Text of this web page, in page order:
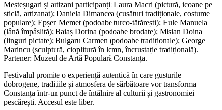
Meșteșugari și artizani participanți: Laura Macri (pictură, icoane pe
sticlă, artizanat); Daniela Dimancea (cusături tradiționale, costume
populare); Epșen Memet (podoabe turco‑tătărești); Hule Manuela
(lână împâslită); Baiaș Dorina (podoabe brodate); Misian Doina
(linguri pictate); Bulgaru Carmen (podoabe tradiționale); George
Marincu (sculptură, cioplitură în lemn, încrustație tradițională).
Partener: Muzeul de Artă Populară Constanța.
Festivalul promite o experiență autentică în care gusturile
dobrogene, tradițiile și atmosfera de sărbătoare vor transforma
Constanța într-un punct de întâlnire al culturii și gastronomiei
pescărești. Accesul este liber.